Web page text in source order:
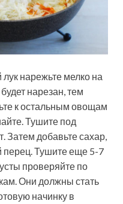
нарежьте мелко на
нарезан, тем
к остальным овощам
Тушите под
Затем добавьте сахар,
перец. Тушите еще 5-7
проверяйте по
Они должны стать
начинку в